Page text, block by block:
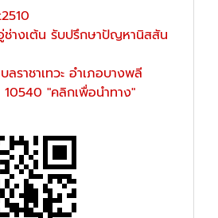
ช่างเต้น รับปรึกษาปัญหานิสสัน
ลราชาเทวะ อำเภอบางพลี
10540 "คลิกเพื่อนำทาง"